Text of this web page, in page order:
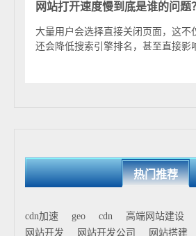
网站打开速度慢到底是谁的问题？
大量用户会选择直接关闭页面，这不
还会降低搜索引擎排名，甚至直接影
热门推荐
cdn加速 geo cdn 高端网站建设
网站开发
网站开发公司 网站搭建